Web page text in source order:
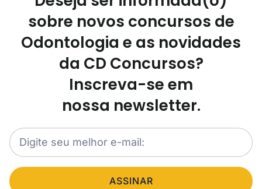
sobre novos concursos de
Odontologia e as novidades
da CD Concursos?
Inscreva-se em
nossa newsletter.
ASSINAR